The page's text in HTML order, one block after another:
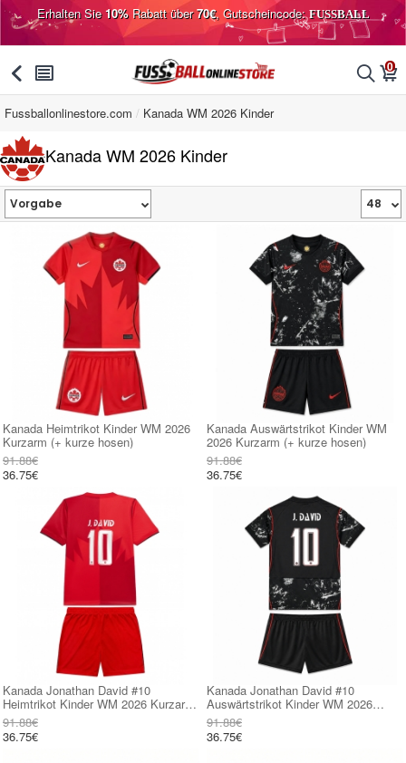
Erhalten Sie10%Rabatt über70€, Gutscheincode:FUSSBALL
󰅯 󰂩 󰂨 0
󰃦
Fussballonlinestore.com Kanada WM 2026 Kinder
Kanada WM 2026 Kinder
Kanada Heimtrikot Kinder WM 2026
Kurzarm (+ kurze hosen)
91.88€
36.75€
Kanada Auswärtstrikot Kinder WM
2026 Kurzarm (+ kurze hosen)
91.88€
36.75€
Kanada Jonathan David #10
Heimtrikot Kinder WM 2026 Kurzarm
(+ kurze hosen)
91.88€
36.75€
Kanada Jonathan David #10
Auswärtstrikot Kinder WM 2026
Kurzarm (+ kurze hosen)
91.88€
36.75€